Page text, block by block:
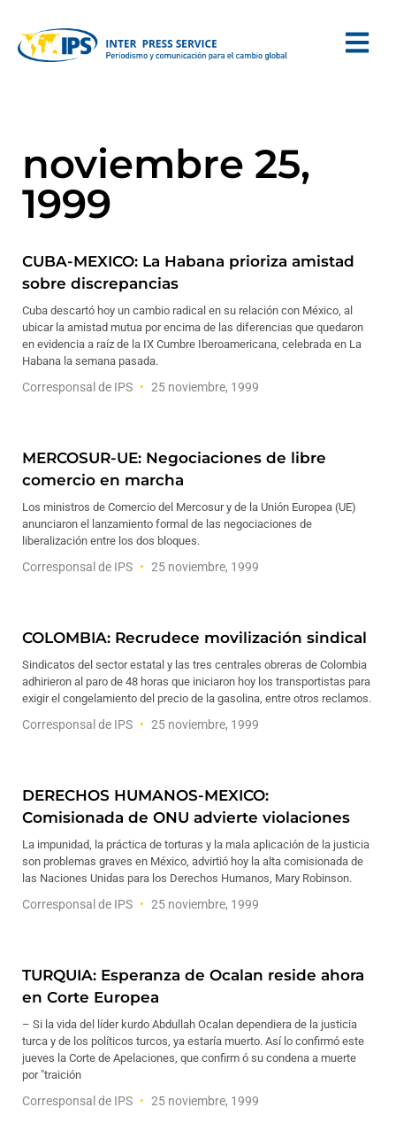
noviembre 25,
1999
CUBA-MEXICO: La Habana prioriza amistad
sobre discrepancias
Cuba descartó hoy un cambio radical en su relación con México, al
ubicar la amistad mutua por encima de las diferencias que quedaron
en evidencia a raíz de la IX Cumbre Iberoamericana, celebrada en La
Habana la semana pasada.
Corresponsal de IPS 25 noviembre, 1999
MERCOSUR-UE: Negociaciones de libre
comercio en marcha
Los ministros de Comercio del Mercosur y de la Unión Europea (UE)
anunciaron el lanzamiento formal de las negociaciones de
liberalización entre los dos bloques.
Corresponsal de IPS 25 noviembre, 1999
COLOMBIA: Recrudece movilización sindical
Sindicatos del sector estatal y las tres centrales obreras de Colombia
adhirieron al paro de 48 horas que iniciaron hoy los transportistas para
exigir el congelamiento del precio de la gasolina, entre otros reclamos.
Corresponsal de IPS 25 noviembre, 1999
DERECHOS HUMANOS-MEXICO:
Comisionada de ONU advierte violaciones
La impunidad, la práctica de torturas y la mala aplicación de la justicia
son problemas graves en México, advirtió hoy la alta comisionada de
las Naciones Unidas para los Derechos Humanos, Mary Robinson.
Corresponsal de IPS 25 noviembre, 1999
TURQUIA: Esperanza de Ocalan reside ahora
en Corte Europea
– Si la vida del líder kurdo Abdullah Ocalan dependiera de la justicia
turca y de los políticos turcos, ya estaría muerto. Así lo confirmó este
jueves la Corte de Apelaciones, que confirm ó su condena a muerte
por "traición
Corresponsal de IPS 25 noviembre, 1999